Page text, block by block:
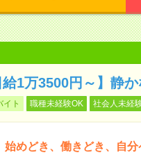
給1万3500円～】静
イト 職種未経験OK 社会人未経
始めどき、働きどき、自